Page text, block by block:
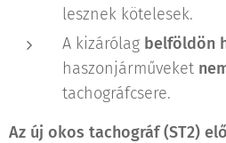
lesznek kötelesek.
A kizárólag belföldön
haszonjárműveket
tachográfcsere.
Az új okos tachográf (ST2)